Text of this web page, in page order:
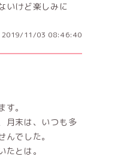
いけど楽しみに
2019/11/03 08:46:40
。
月末は、いつも多
でした。
とは。